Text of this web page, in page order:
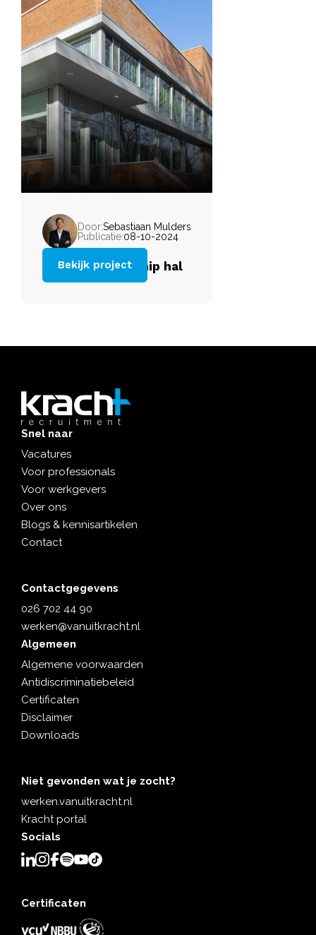
Door:Sebastiaan Mulders
Publicatie:08-10-2024
Yvonne van Gennip hal
Bekijk project
Snel naar
Vacatures
Voor professionals
Voor werkgevers
Over ons
Blogs & kennisartikelen
Contact
Contactgegevens
026 702 44 90
werken@vanuitkracht.nl
Algemeen
Algemene voorwaarden
Antidiscriminatiebeleid
Certificaten
Disclaimer
Downloads
Niet gevonden wat je zocht?
werken.vanuitkracht.nl
Kracht portal
Socials
Certificaten